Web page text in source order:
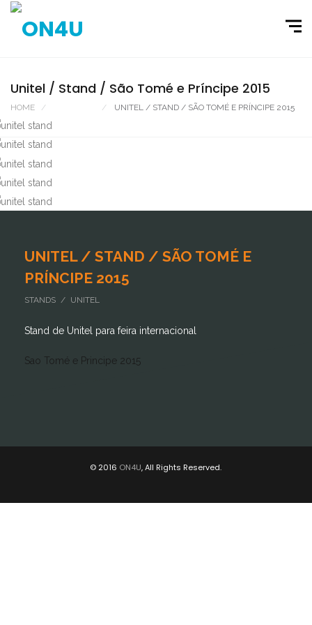
Unitel / Stand / São Tomé e Príncipe 2015
HOME UNITEL / STAND / SÃO TOMÉ E PRÍNCIPE 2015
UNITEL / STAND / SÃO TOMÉ E
PRÍNCIPE 2015
STANDS / UNITEL
Stand de Unitel para feira internacional
Sao Tomé e Principe 2015
© 2016 ON4U, All Rights Reserved.